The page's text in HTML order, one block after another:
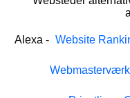
Alexa - Website